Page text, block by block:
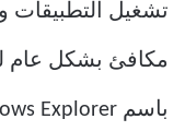
تشغيل التطبيقات
باسم Windows Explorer) على Windows.